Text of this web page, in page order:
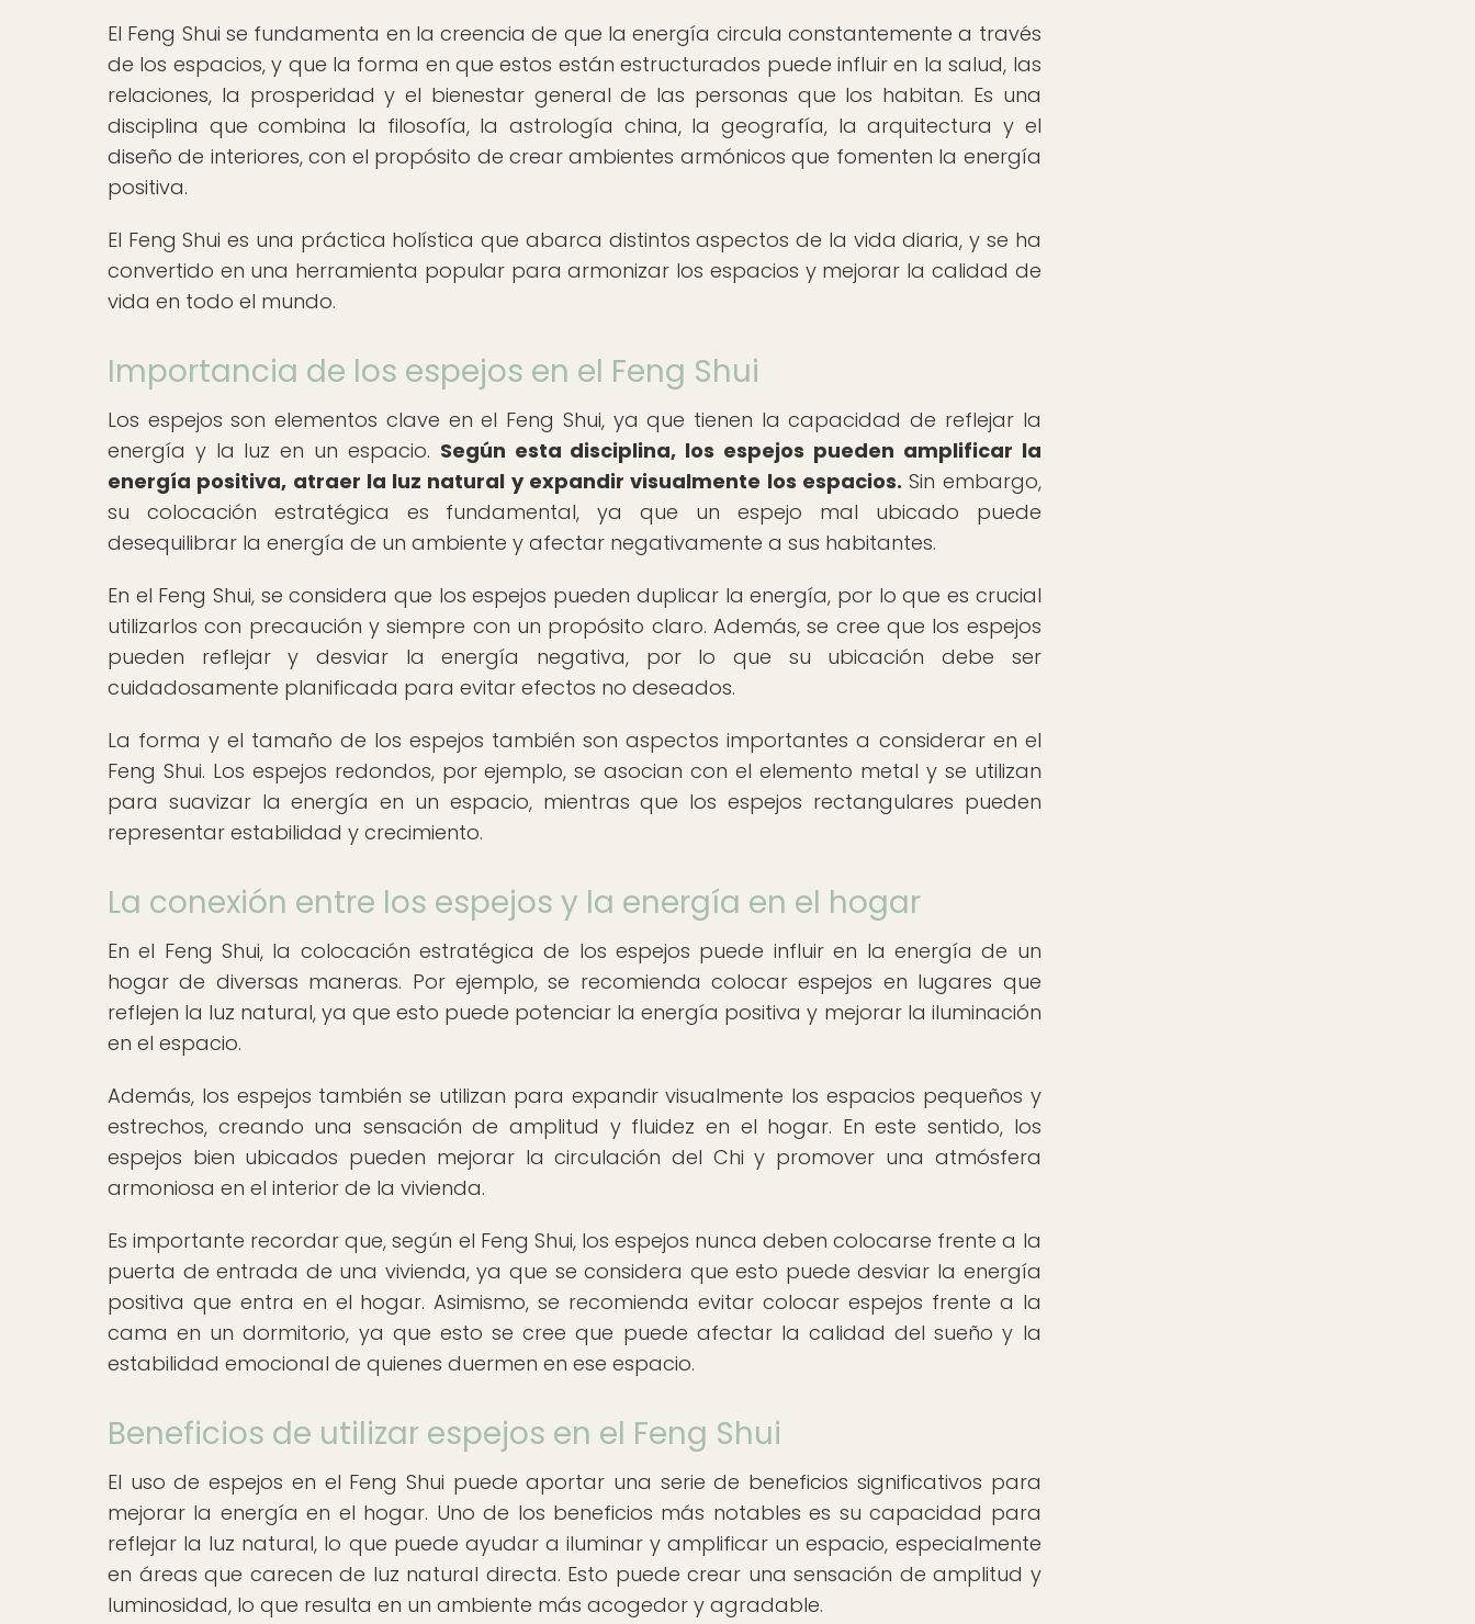
El Feng Shui se fundamenta en la creencia de que la energía circula constantemente a través
de los espacios, y que la forma en que estos están estructurados puede influir en la salud, las
relaciones, la prosperidad y el bienestar general de las personas que los habitan. Es una
disciplina que combina la filosofía, la astrología china, la geografía, la arquitectura y el
diseño de interiores, con el propósito de crear ambientes armónicos que fomenten la energía
positiva.
El Feng Shui es una práctica holística que abarca distintos aspectos de la vida diaria, y se ha
convertido en una herramienta popular para armonizar los espacios y mejorar la calidad de
vida en todo el mundo.
Importancia de los espejos en el Feng Shui
Los espejos son elementos clave en el Feng Shui, ya que tienen la capacidad de reflejar la
energía y la luz en un espacio. Según esta disciplina, los espejos pueden amplificar la
energía positiva, atraer la luz natural y expandir visualmente los espacios. Sin embargo,
su colocación estratégica es fundamental, ya que un espejo mal ubicado puede
desequilibrar la energía de un ambiente y afectar negativamente a sus habitantes.
En el Feng Shui, se considera que los espejos pueden duplicar la energía, por lo que es crucial
utilizarlos con precaución y siempre con un propósito claro. Además, se cree que los espejos
pueden reflejar y desviar la energía negativa, por lo que su ubicación debe ser
cuidadosamente planificada para evitar efectos no deseados.
La forma y el tamaño de los espejos también son aspectos importantes a considerar en el
Feng Shui. Los espejos redondos, por ejemplo, se asocian con el elemento metal y se utilizan
para suavizar la energía en un espacio, mientras que los espejos rectangulares pueden
representar estabilidad y crecimiento.
La conexión entre los espejos y la energía en el hogar
En el Feng Shui, la colocación estratégica de los espejos puede influir en la energía de un
hogar de diversas maneras. Por ejemplo, se recomienda colocar espejos en lugares que
reflejen la luz natural, ya que esto puede potenciar la energía positiva y mejorar la iluminación
en el espacio.
Además, los espejos también se utilizan para expandir visualmente los espacios pequeños y
estrechos, creando una sensación de amplitud y fluidez en el hogar. En este sentido, los
espejos bien ubicados pueden mejorar la circulación del Chi y promover una atmósfera
armoniosa en el interior de la vivienda.
Es importante recordar que, según el Feng Shui, los espejos nunca deben colocarse frente a la
puerta de entrada de una vivienda, ya que se considera que esto puede desviar la energía
positiva que entra en el hogar. Asimismo, se recomienda evitar colocar espejos frente a la
cama en un dormitorio, ya que esto se cree que puede afectar la calidad del sueño y la
estabilidad emocional de quienes duermen en ese espacio.
Beneficios de utilizar espejos en el Feng Shui
El uso de espejos en el Feng Shui puede aportar una serie de beneficios significativos para
mejorar la energía en el hogar. Uno de los beneficios más notables es su capacidad para
reflejar la luz natural, lo que puede ayudar a iluminar y amplificar un espacio, especialmente
en áreas que carecen de luz natural directa. Esto puede crear una sensación de amplitud y
luminosidad, lo que resulta en un ambiente más acogedor y agradable.